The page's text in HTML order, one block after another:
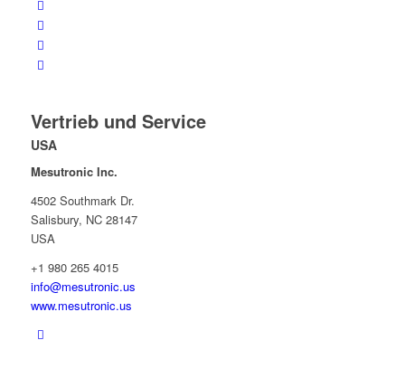
Vertrieb und Service
USA
Mesutronic Inc.
4502 Southmark Dr.
Salisbury, NC 28147
USA
+1 980 265 4015
info@mesutronic.us
www.mesutronic.us